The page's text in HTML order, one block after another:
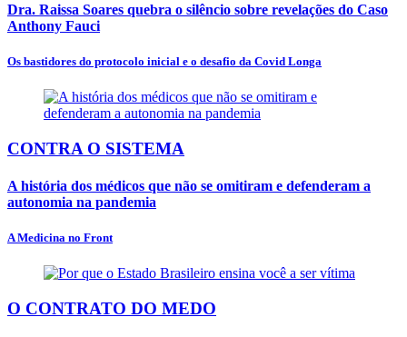
Dra. Raissa Soares quebra o silêncio sobre revelações do Caso
Anthony Fauci
Os bastidores do protocolo inicial e o desafio da Covid Longa
CONTRA O SISTEMA
A história dos médicos que não se omitiram e defenderam a
autonomia na pandemia
A Medicina no Front
O CONTRATO DO MEDO